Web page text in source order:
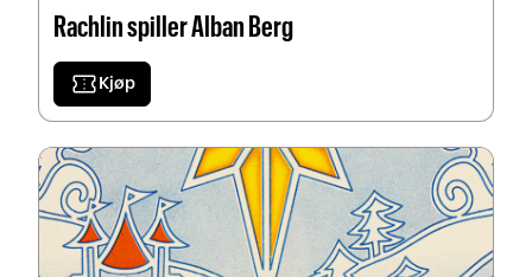
Rachlin spiller Alban Berg
confirmation_number Kjøp